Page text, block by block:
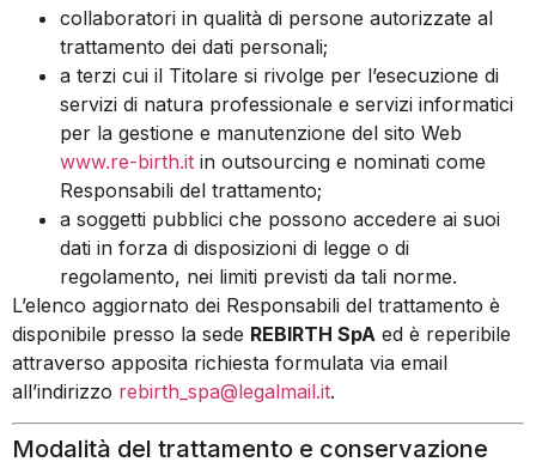
collaboratori in qualità di persone autorizzate al
trattamento dei dati personali;
a terzi cui il Titolare si rivolge per l’esecuzione di
servizi di natura professionale e servizi informatici
per la gestione e manutenzione del sito Web
www.re-birth.it in outsourcing e nominati come
Responsabili del trattamento;
a soggetti pubblici che possono accedere ai suoi
dati in forza di disposizioni di legge o di
regolamento, nei limiti previsti da tali norme.
L’elenco aggiornato dei Responsabili del trattamento è
disponibile presso la sede REBIRTH SpA ed è reperibile
attraverso apposita richiesta formulata via email
all’indirizzo rebirth_spa@legalmail.it.
Modalità del trattamento e conservazione